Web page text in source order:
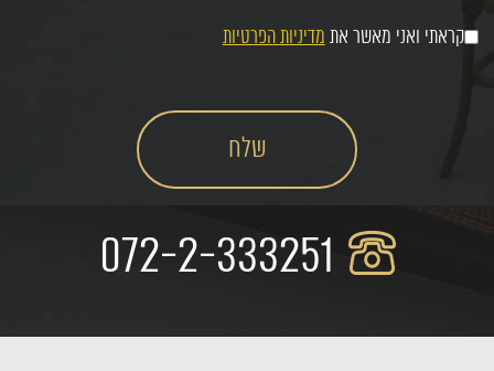
קראתי ואני מאשר את מדיניות הפרטיות